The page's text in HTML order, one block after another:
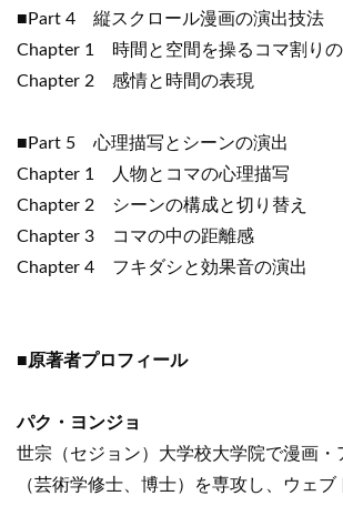
■Part 4 縦スクロール漫画の演出技法
Chapter 1 時間と空間を操るコマ割り
Chapter 2 感情と時間の表現
■Part 5 心理描写とシーンの演出
Chapter 1 人物とコマの心理描写
Chapter 2 シーンの構成と切り替え
Chapter 3 コマの中の距離感
Chapter 4 フキダシと効果音の演出
■原著者プロフィール
パク・ヨンジョ
世宗（セジョン）大学校大学院で漫画・
（芸術学修士、博士）を専攻し、ウェ